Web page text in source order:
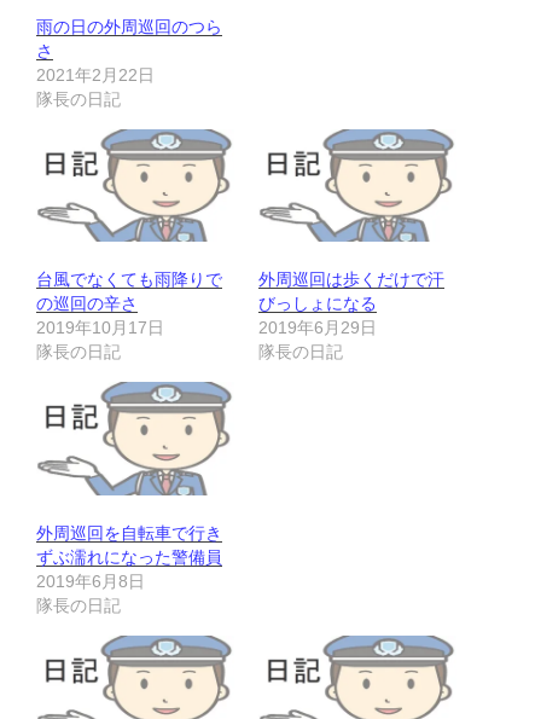
雨の日の外周巡回のつら
さ
2021年2月22日
隊長の日記
台風でなくても雨降りで
の巡回の辛さ
2019年10月17日
隊長の日記
外周巡回は歩くだけで汗
びっしょになる
2019年6月29日
隊長の日記
外周巡回を自転車で行き
ずぶ濡れになった警備員
2019年6月8日
隊長の日記